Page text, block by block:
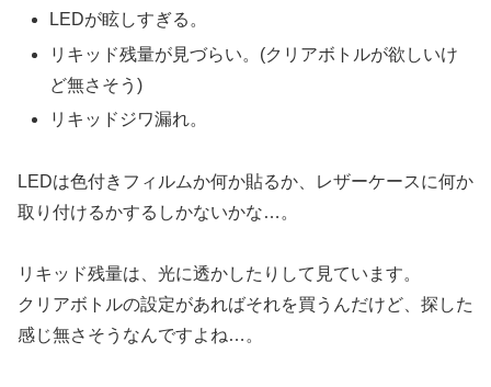
LEDが眩しすぎる。
リキッド残量が見づらい。(クリアボトルが欲しいけ
ど無さそう)
リキッドジワ漏れ。
LEDは色付きフィルムか何か貼るか、レザーケースに何か
取り付けるかするしかないかな…。
リキッド残量は、光に透かしたりして見ています。
クリアボトルの設定があればそれを買うんだけど、探した
感じ無さそうなんですよね…。